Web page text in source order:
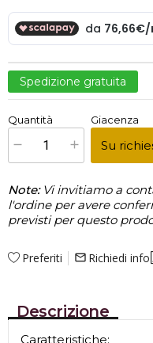
Spedizione gratuita
x1 Prezzo finale:€230,00
Quantità Giacenza
Su
Note: Vi invitiamo a
l'ordine per avere
previsti per questo
Preferiti mail_outline Richiedi info
Descrizione
Caratteristiche: